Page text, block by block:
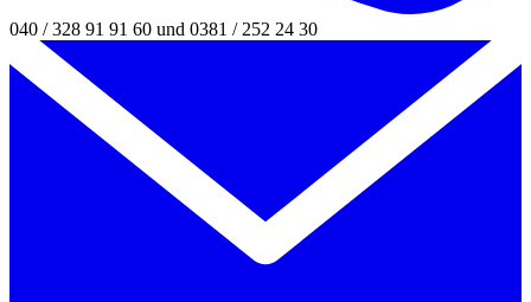
040 / 328 91 91 60 und 0381 / 252 24 30